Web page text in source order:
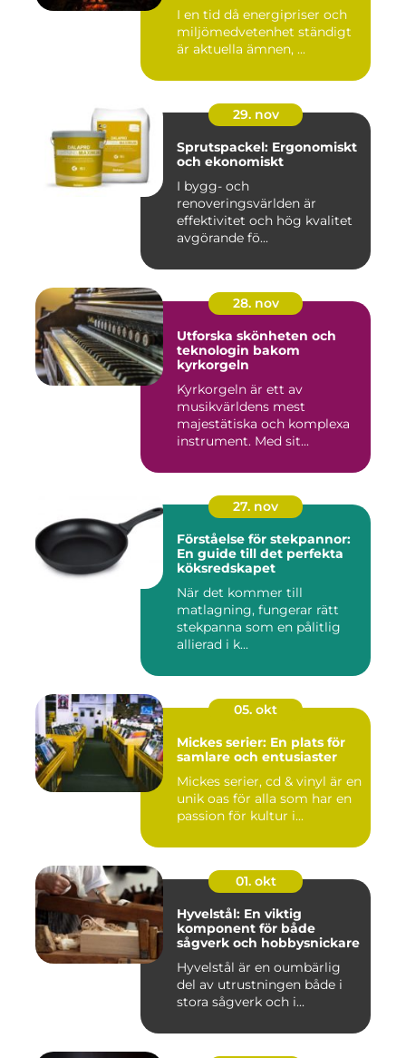
I en tid då energipriser och
miljömedvetenhet ständigt
är aktuella ämnen, ...
29. nov
Sprutspackel: Ergonomiskt
och ekonomiskt
I bygg- och
renoveringsvärlden är
effektivitet och hög kvalitet
avgörande fö...
28. nov
Utforska skönheten och
teknologin bakom
kyrkorgeln
Kyrkorgeln är ett av
musikvärldens mest
majestätiska och komplexa
instrument. Med sit...
27. nov
Förståelse för stekpannor:
En guide till det perfekta
köksredskapet
När det kommer till
matlagning, fungerar rätt
stekpanna som en pålitlig
allierad i k...
05. okt
Mickes serier: En plats för
samlare och entusiaster
Mickes serier, cd & vinyl är en
unik oas för alla som har en
passion för kultur i...
01. okt
Hyvelstål: En viktig
komponent för både
sågverk och hobbysnickare
Hyvelstål är en oumbärlig
del av utrustningen både i
stora sågverk och i...